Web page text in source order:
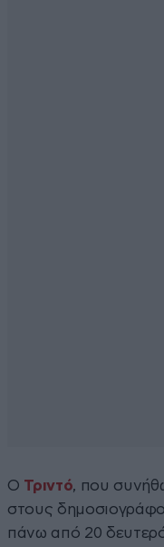
Ο Τριντό, που
στους
πάνω από 20